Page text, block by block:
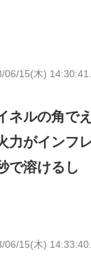
06/15(木)
ネルの角で
力がインフ
で溶けるし
06/15(木)